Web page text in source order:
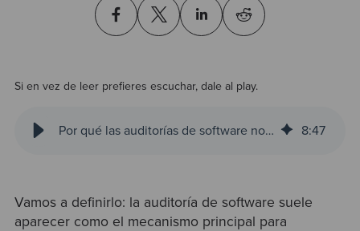
Si en vez de leer prefieres escuchar, dale al play.
Por qué las auditorías de software no son suficientes para gestionar calidad 8:47
Vamos a definirlo: la auditoría de software suele
aparecer como el mecanismo principal para